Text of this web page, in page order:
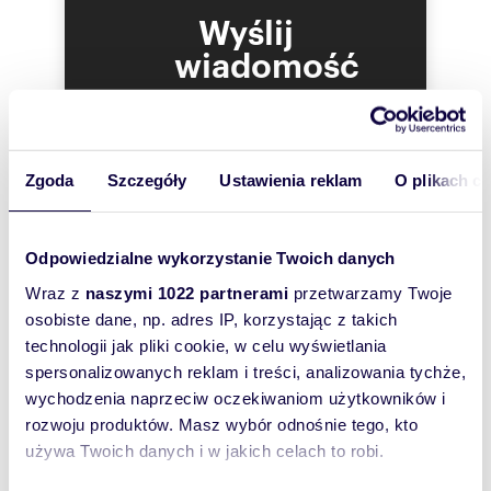
Zgoda Szczegóły Ustawienia reklam O plikach
Odpowiedzialne wykorzystanie Twoich danych
Wraz z naszymi 1022 partnerami przetwarzamy Twoje
osobiste dane, np. adres IP, korzystając z takich
technologii jak pliki cookie, w celu wyświetlania
spersonalizowanych reklam i treści, analizowania tychże,
wychodzenia naprzeciw oczekiwaniom użytkowników i
rozwoju produktów. Masz wybór odnośnie tego, kto
używa Twoich danych i w jakich celach to robi.
- komfortowa łazienka,
- elegancki, długi hol, który nadaje wnętrzu
oddech i klasę.
Wyjątkowym atutem tej nieruchomości jest
bezpośredni dostęp do zielonego ogródka,
znajdującego się tuż przy mieszkaniu. Choć
formalnie należy on do wspólnoty, jest
użytkowany wyłącznie przez właściciela lokalu –
stanowi idealną przestrzeń do porannej kawy,
otoczeniu zieleni.
powierzchni 5,7 m².
Mieszkanie jest gotowe do wprowadzenia,
dostępne od zaraz. W cenie pozostaje zabudowa
kuchenna oraz pełne wyposażenie łazienki.
Pozostałe elementy umeblowania mogą zostać
uzgodnione indywidualnie.
Lokalizacja dla wymagających
Położenie nieruchomości gwarantuje szybki
dostęp do kluczowych punktów miasta – Dworca
Wyślij
wiadomość
właściciel
oferty
Tobą
skontaktował!